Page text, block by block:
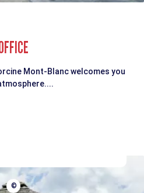
Mont-Blanc welcomes you
©